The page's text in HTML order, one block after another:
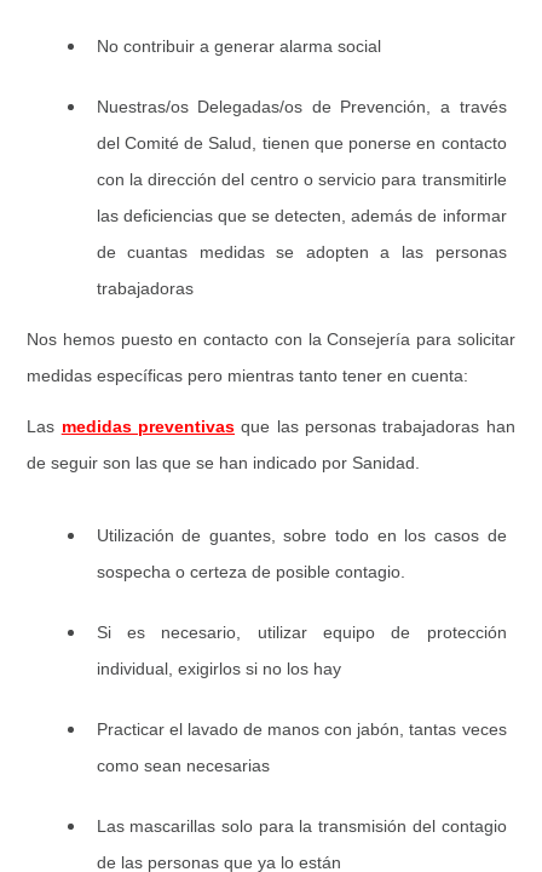
No contribuir a generar alarma social
Nuestras/os Delegadas/os de Prevención, a través
del Comité de Salud, tienen que ponerse en contacto
con la dirección del centro o servicio para transmitirle
las deficiencias que se detecten, además de informar
de cuantas medidas se adopten a las personas
trabajadoras
Nos hemos puesto en contacto con la Consejería para solicitar
medidas específicas pero mientras tanto tener en cuenta:
Las medidas preventivas que las personas trabajadoras han
de seguir son las que se han indicado por Sanidad.
Utilización de guantes, sobre todo en los casos de
sospecha o certeza de posible contagio.
Si es necesario, utilizar equipo de protección
individual, exigirlos si no los hay
Practicar el lavado de manos con jabón, tantas veces
como sean necesarias
Las mascarillas solo para la transmisión del contagio
de las personas que ya lo están